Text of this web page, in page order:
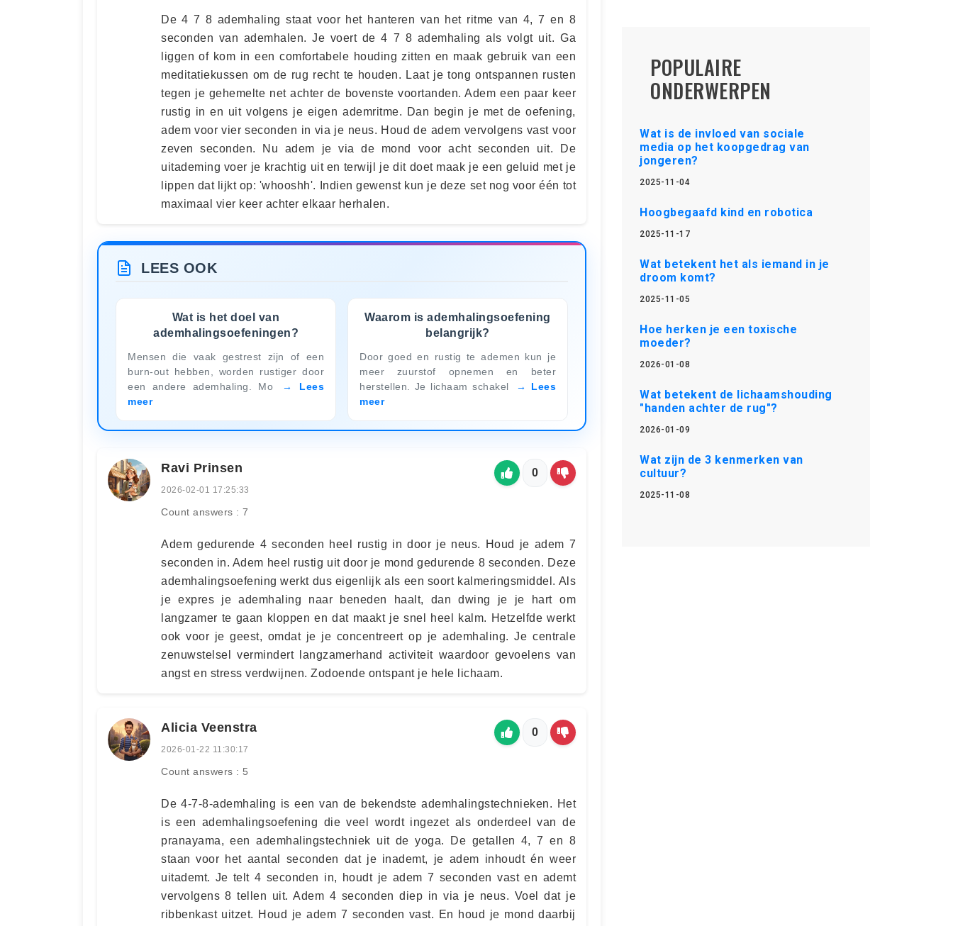
De 4 7 8 ademhaling staat voor het hanteren van het ritme van 4, 7 en 8
seconden van ademhalen. Je voert de 4 7 8 ademhaling als volgt uit. Ga
liggen of kom in een comfortabele houding zitten en maak gebruik van een
meditatiekussen om de rug recht te houden. Laat je tong ontspannen rusten
tegen je gehemelte net achter de bovenste voortanden. Adem een paar keer
rustig in en uit volgens je eigen ademritme. Dan begin je met de oefening,
adem voor vier seconden in via je neus. Houd de adem vervolgens vast voor
zeven seconden. Nu adem je via de mond voor acht seconden uit. De
uitademing voer je krachtig uit en terwijl je dit doet maak je een geluid met je
lippen dat lijkt op: 'whooshh'. Indien gewenst kun je deze set nog voor één tot
maximaal vier keer achter elkaar herhalen.
LEES OOK
Wat is het doel van
ademhalingsoefeningen?
Mensen die vaak gestrest zijn of een
burn-out hebben, worden rustiger door
een andere ademhaling. Mo
Lees
meer
Waarom is ademhalingsoefening
belangrijk?
Door goed en rustig te ademen kun je
meer zuurstof opnemen en beter
herstellen. Je lichaam schakel
Lees
meer
Ravi Prinsen
2026-02-01 17:25:33
Count answers : 7
0
Adem gedurende 4 seconden heel rustig in door je neus. Houd je adem 7
seconden in. Adem heel rustig uit door je mond gedurende 8 seconden. Deze
ademhalingsoefening werkt dus eigenlijk als een soort kalmeringsmiddel. Als
je expres je ademhaling naar beneden haalt, dan dwing je je hart om
langzamer te gaan kloppen en dat maakt je snel heel kalm. Hetzelfde werkt
ook voor je geest, omdat je je concentreert op je ademhaling. Je centrale
zenuwstelsel vermindert langzamerhand activiteit waardoor gevoelens van
angst en stress verdwijnen. Zodoende ontspant je hele lichaam.
Alicia Veenstra
2026-01-22 11:30:17
Count answers : 5
0
De 4-7-8-ademhaling is een van de bekendste ademhalingstechnieken. Het
is een ademhalingsoefening die veel wordt ingezet als onderdeel van de
pranayama, een ademhalingstechniek uit de yoga. De getallen 4, 7 en 8
staan voor het aantal seconden dat je inademt, je adem inhoudt én weer
uitademt. Je telt 4 seconden in, houdt je adem 7 seconden vast en ademt
vervolgens 8 tellen uit. Adem 4 seconden diep in via je neus. Voel dat je
ribbenkast uitzet. Houd je adem 7 seconden vast. En houd je mond daarbij
POPULAIRE
ONDERWERPEN
Wat is de invloed van sociale
media op het koopgedrag van
jongeren?
2025-11-04
Hoogbegaafd kind en robotica
2025-11-17
Wat betekent het als iemand in je
droom komt?
2025-11-05
Hoe herken je een toxische
moeder?
2026-01-08
Wat betekent de lichaamshouding
"handen achter de rug"?
2026-01-09
Wat zijn de 3 kenmerken van
cultuur?
2025-11-08